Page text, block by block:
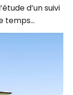
temps…